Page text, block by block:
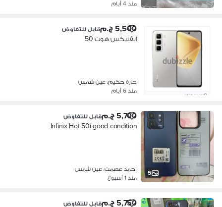
منذ 4 أيام
5,500 ج.م قابل للتفاوض
انفنيكس هوت 50
حارة حكيم، عين شمس
منذ 6 أيام
5
5,700 ج.م قابل للتفاوض
Infinix Hot 50i good condition
احمد عصمت، عين شمس
منذ 1 أسبوع
5,750 ج.م قابل للتفاوض